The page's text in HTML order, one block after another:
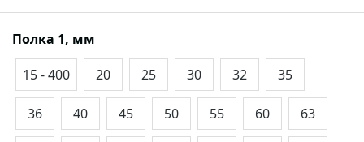
Полка 1, мм
15 - 400
20 25 30 32 35
36 40 45 50 55 60 63